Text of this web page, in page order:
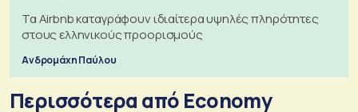
Τα Airbnb καταγράφουν ιδιαίτερα υψηλές πληρότητες
στους ελληνικούς προορισμούς
Ανδρομάχη Παύλου
Περισσότερα από Economy